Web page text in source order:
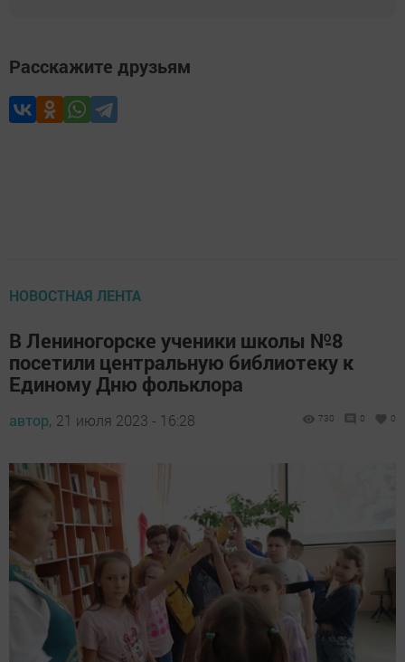
Расскажите друзьям
НОВОСТНАЯ ЛЕНТА
В Лениногорске ученики школы №8
посетили центральную библиотеку к
Единому Дню фольклора
автор, 21 июля 2023 - 16:28 730 0 0